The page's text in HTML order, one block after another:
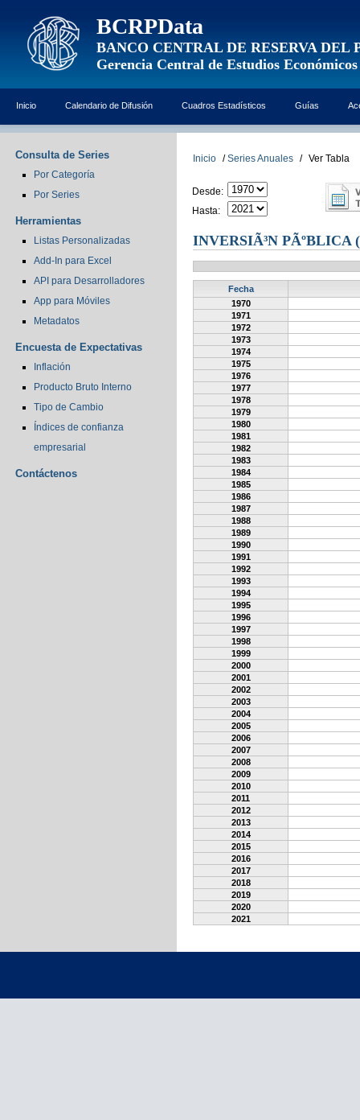
BCRPData
BANCO CENTRAL DE RESERVA DEL
Gerencia Central de Estudios Económicos
Inicio Calendario de Difusión Cuadros Estadísticos Guías
Consulta de Series
Por Categoría
Por Series
Herramientas
Listas Personalizadas
Add-In para Excel
API para Desarrolladores
App para Móviles
Metadatos
Encuesta de Expectativas
Inflación
Producto Bruto Interno
Tipo de Cambio
Índices de confianza
empresarial
Contáctenos
Inicio / Series Anuales / Ver Tabla
Desde:
Hasta:
INVERSIÃ³N PÃºBLICA
Fecha
1970
1971
1972
1973
1974
1975
1976
1977
1978
1979
1980
1981
1982
1983
1984
1985
1986
1987
1988
1989
1990
1991
1992
1993
1994
1995
1996
1997
1998
1999
2000
2001
2002
2003
2004
2005
2006
2007
2008
2009
2010
2011
2012
2013
2014
2015
2016
2017
2018
2019
2020
2021